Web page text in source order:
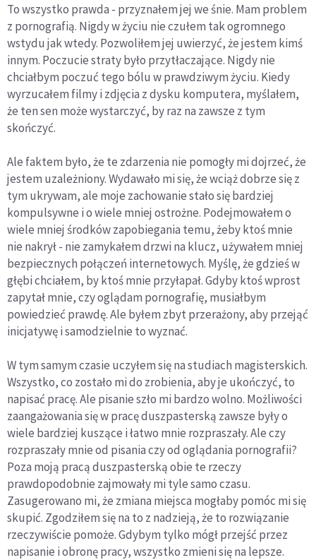
To wszystko prawda - przyznałem jej we śnie. Mam problem
z pornografią. Nigdy w życiu nie czułem tak ogromnego
wstydu jak wtedy. Pozwoliłem jej uwierzyć, że jestem kimś
innym. Poczucie straty było przytłaczające. Nigdy nie
chciałbym poczuć tego bólu w prawdziwym życiu. Kiedy
wyrzucałem filmy i zdjęcia z dysku komputera, myślałem,
że ten sen może wystarczyć, by raz na zawsze z tym
skończyć.
Ale faktem było, że te zdarzenia nie pomogły mi dojrzeć, że
jestem uzależniony. Wydawało mi się, że wciąż dobrze się z
tym ukrywam, ale moje zachowanie stało się bardziej
kompulsywne i o wiele mniej ostrożne. Podejmowałem o
wiele mniej środków zapobiegania temu, żeby ktoś mnie
nie nakrył - nie zamykałem drzwi na klucz, używałem mniej
bezpiecznych połączeń internetowych. Myślę, że gdzieś w
głębi chciałem, by ktoś mnie przyłapał. Gdyby ktoś wprost
zapytał mnie, czy oglądam pornografię, musiałbym
powiedzieć prawdę. Ale byłem zbyt przerażony, aby przejąć
inicjatywę i samodzielnie to wyznać.
W tym samym czasie uczyłem się na studiach magisterskich.
Wszystko, co zostało mi do zrobienia, aby je ukończyć, to
napisać pracę. Ale pisanie szło mi bardzo wolno. Możliwości
zaangażowania się w pracę duszpasterską zawsze były o
wiele bardziej kuszące i łatwo mnie rozpraszały. Ale czy
rozpraszały mnie od pisania czy od oglądania pornografii?
Poza moją pracą duszpasterską obie te rzeczy
prawdopodobnie zajmowały mi tyle samo czasu.
Zasugerowano mi, że zmiana miejsca mogłaby pomóc mi się
skupić. Zgodziłem się na to z nadzieją, że to rozwiązanie
rzeczywiście pomoże. Gdybym tylko mógł przejść przez
napisanie i obronę pracy, wszystko zmieni się na lepsze.